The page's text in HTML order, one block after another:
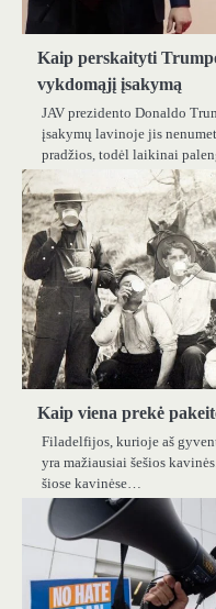
Kaip perskaityti
vykdomąjį įsakymą
JAV prezidento Donaldo
įsakymų lavinoje jis
pradžios, todėl laikinai
Kaip viena prekė
Filadelfijos, kurioje aš
yra mažiausiai šešios
šiose kavinėse…